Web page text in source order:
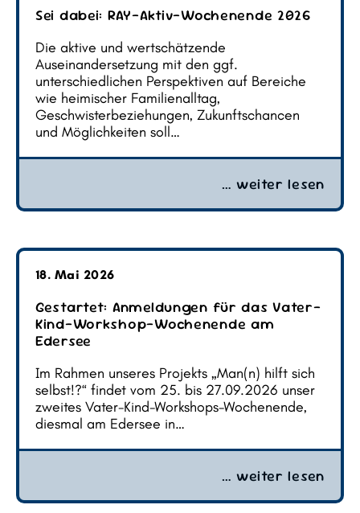
Sei dabei: RAY-Aktiv-Wochenende 2026
Die aktive und wertschätzende
Auseinandersetzung mit den ggf.
unterschiedlichen Perspektiven auf Bereiche
wie heimischer Familienalltag,
Geschwisterbeziehungen, Zukunftschancen
und Möglichkeiten soll…
… weiter lesen
18. Mai 2026
Gestartet: Anmeldungen für das Vater-
Kind-Workshop-Wochenende am
Edersee
Im Rahmen unseres Projekts „Man(n) hilft sich
selbst!?“ findet vom 25. bis 27.09.2026 unser
zweites Vater-Kind-Workshops-Wochenende,
diesmal am Edersee in…
… weiter lesen